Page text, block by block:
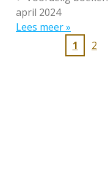
april 2024
Lees meer »
1
2